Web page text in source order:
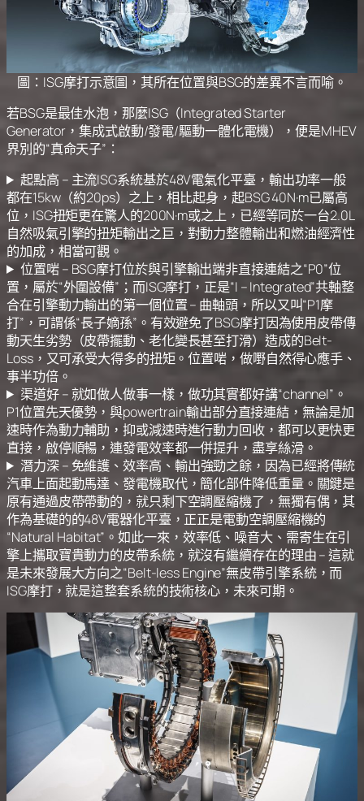
圖：ISG摩打示意圖，其所在位置與BSG的差異不言而喻。
若BSG是最佳水泡，那麼ISG（Integrated Starter
Generator，集成式啟動/發電/驅動一體化電機），便是MHEV
界別的“真命天子”：
起點高 – 主流ISG系統基於48V電氣化平臺，輸出功率一般
都在15kw（約20ps）之上，相比起身，起BSG 40N·m已屬高
位，ISG扭矩更在驚人的200N·m或之上，已經等同於一台2.0L
自然吸氣引擎的扭矩輸出之巨，對動力整體輸出和燃油經濟性
的加成，相當可觀。
位置啱 – BSG摩打位於與引擎輸出端非直接連結之“P0”位
置，屬於“外圍設備”；而ISG摩打，正是“I – Integrated”共軸整
合在引擎動力輸出的第一個位置 – 曲軸頭，所以又叫“P1摩
打”，可謂係“長子嫡孫”。有效避免了BSG摩打因為使用皮帶傳
動天生劣勢（皮帶擺動、老化變長甚至打滑）造成的Belt-
Loss，又可承受大得多的扭矩。位置啱，做嘢自然得心應手、
事半功倍。
渠道好 – 就如做人做事一樣，做功其實都好講“channel”。
P1位置先天優勢，與powertrain輸出部分直接連結，無論是加
速時作為動力輔助，抑或減速時進行動力回收，都可以更快更
直接，啟停順暢，連發電效率都一併提升，盡享絲滑。
潛力深 – 免維護、效率高、輸出強勁之餘，因為已經將傳統
汽車上面起動馬達、發電機取代，簡化部件降低重量。關鍵是
原有通過皮帶帶動的，就只剩下空調壓縮機了，無獨有偶，其
作為基礎的的48V電器化平臺，正正是電動空調壓縮機的
“Natural Habitat”。如此一來，效率低、噪音大、需寄生在引
擎上攜取寶貴動力的皮帶系統，就沒有繼續存在的理由 – 這就
是未來發展大方向之“Belt-less Engine”無皮帶引擎系統，而
ISG摩打，就是這整套系統的技術核心，未來可期。